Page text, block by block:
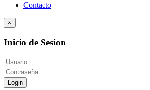
Contacto
×
Inicio de Sesion
Login